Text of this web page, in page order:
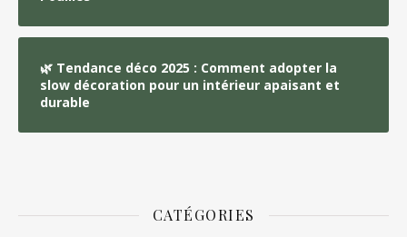
🌿 Tendance déco 2025 : Comment adopter la
slow décoration pour un intérieur apaisant et
durable
CATÉGORIES